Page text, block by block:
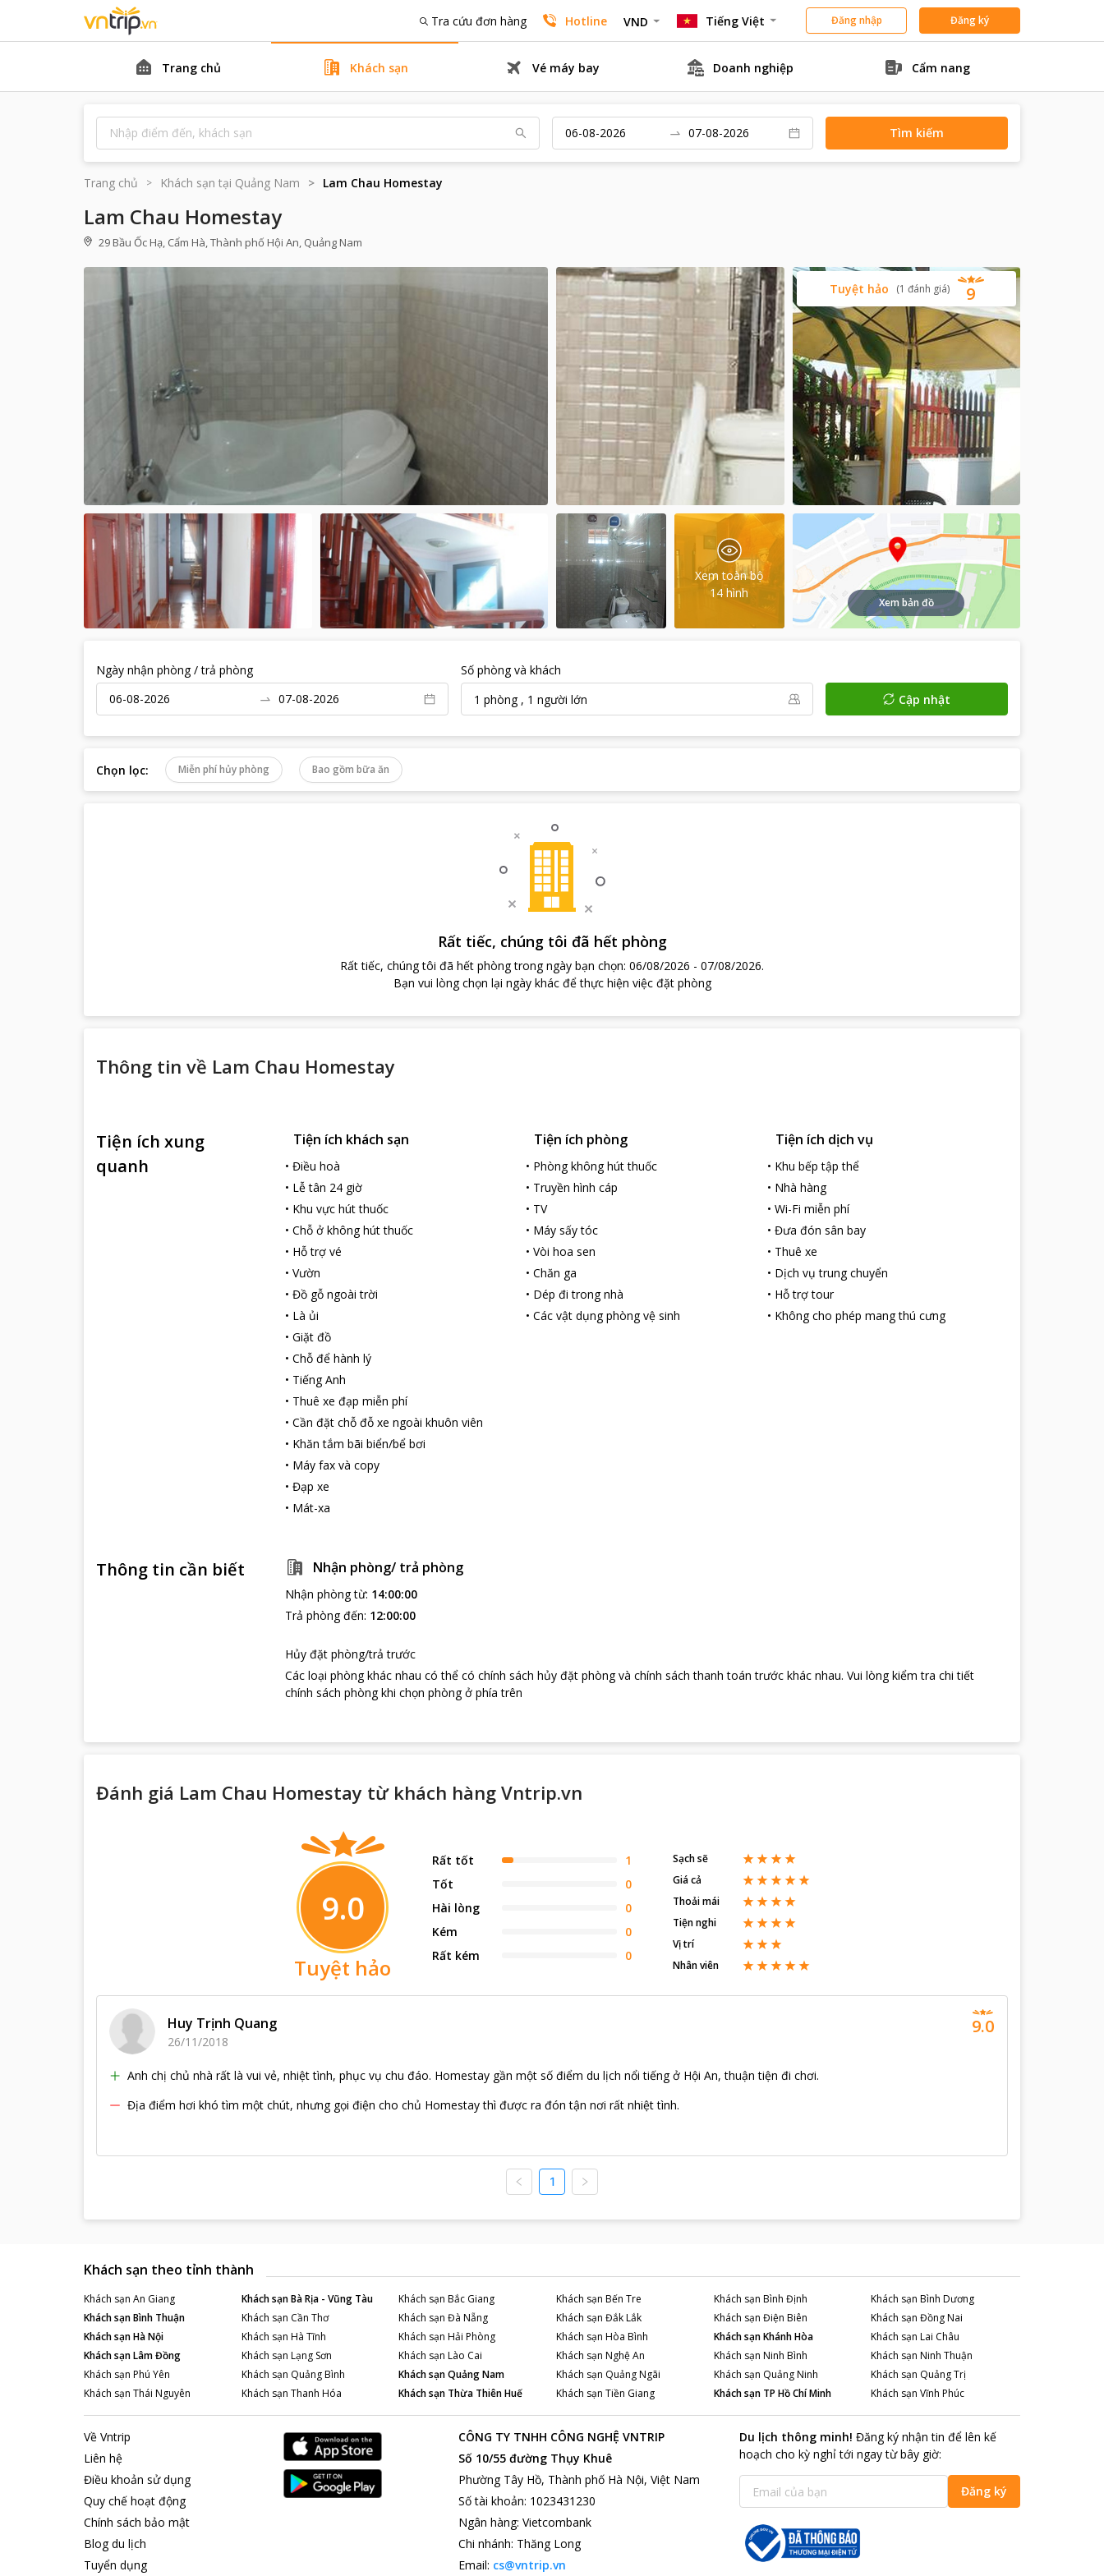
Tra cứu đơn hàng Hotline VND Tiếng Việt Đăng nhập Đăng ký
Trang chủ Khách sạn Vé máy bay Doanh nghiệp Cẩm nang
Tìm kiếm
Trang chủ Khách sạn tại Quảng Nam Lam Chau Homestay
Lam Chau Homestay
29 Bầu Ốc Hạ, Cẩm Hà, Thành phố Hội An, Quảng Nam
9
Tuyệt hảo (1 đánh giá)
Xem toàn bộ
14 hình
Xem bản đồ
Ngày nhận phòng / trả phòng
Số phòng và khách
1 phòng, 1 người lớn Cập nhật
Chọn lọc: Miễn phí hủy phòng Bao gồm bữa ăn
Rất tiếc, chúng tôi đã hết phòng
Rất tiếc, chúng tôi đã hết phòng trong ngày bạn chọn: 06/08/2026 - 07/08/2026.
Bạn vui lòng chọn lại ngày khác để thực hiện việc đặt phòng
Thông tin về Lam Chau Homestay
Tiện ích xung
quanh
Tiện ích khách sạn
• Điều hoà
• Lễ tân 24 giờ
• Khu vực hút thuốc
• Chỗ ở không hút thuốc
• Hỗ trợ vé
• Vườn
• Đồ gỗ ngoài trời
• Là ủi
• Giặt đồ
• Chỗ để hành lý
• Tiếng Anh
• Thuê xe đạp miễn phí
• Cần đặt chỗ đỗ xe ngoài khuôn viên
• Khăn tắm bãi biển/bể bơi
• Máy fax và copy
• Đạp xe
• Mát-xa
Tiện ích phòng
• Phòng không hút thuốc
• Truyền hình cáp
• TV
• Máy sấy tóc
•Vòi hoa sen
•Chăn ga
• Dép đi trong nhà
•Các vật dụng phòng vệ sinh
Tiện ích dịch vụ
• Khu bếp tập thể
• Nhà hàng
• Wi-Fi miễn phí
• Đưa đón sân bay
• Thuê xe
• Dịch vụ trung chuyển
• Hỗ trợ tour
• Không cho phép mang thú cưng
Thông tin cần biết Nhận phòng/ trả phòng
Nhận phòng từ: 14:00:00
Trả phòng đến: 12:00:00
Hủy đặt phòng/trả trước
Các loại phòng khác nhau có thể có chính sách hủy đặt phòng và chính sách thanh toán trước khác nhau. Vui lòng kiểm tra chi tiết
chính sách phòng khi chọn phòng ở phía trên
Đánh giá Lam Chau Homestay từ khách hàng Vntrip.vn
9.0
Tuyệt hảo
Rất tốt
1
Tốt
0
Hài lòng
0
Kém
0
Rất kém
0
Sạch sẽ
Giá cả
Thoải mái
Tiện nghi
Vị trí
Nhân viên
Huy Trịnh Quang
26/11/2018
Anh chị chủ nhà rất là vui vẻ, nhiệt tình, phục vụ chu đáo. Homestay gần một số điểm du lịch nổi tiếng ở Hội An, thuận tiện đi chơi.
Địa điểm hơi khó tìm một chút, nhưng gọi điện cho chủ Homestay thì được ra đón tận nơi rất nhiệt tình.
9.0
1
Khách sạn theo tỉnh thành
Khách sạn An Giang Khách sạnBà Rịa - Vũng Tàu Khách sạn Bắc Giang Khách sạn Bến Tre Khách sạn Bình Định Khách sạn Bình Dương
Khách sạnBình Thuận Khách sạn Cần Thơ Khách sạn Đà Nẵng Khách sạn Đắk Lắk Khách sạn Điện Biên Khách sạn Đồng Nai
Khách sạnHà Nội Khách sạn Hà Tĩnh Khách sạn Hải Phòng Khách sạn Hòa Bình Khách sạnKhánh Hòa Khách sạn Lai Châu
Khách sạnLâm Đồng Khách sạn Lạng Sơn Khách sạn Lào Cai Khách sạn Nghệ An Khách sạn Ninh Bình Khách sạn Ninh Thuận
Khách sạn Phú Yên Khách sạn Quảng Bình Khách sạnQuảng Nam Khách sạn Quảng Ngãi Khách sạn Quảng Ninh Khách sạn Quảng Trị
Khách sạn Thái Nguyên Khách sạn Thanh Hóa Khách sạn Thừa Thiên Huế Khách sạn Tiền Giang Khách sạn TP Hồ Chí Minh Khách sạn Vĩnh Phúc
Về Vntrip
Liên hệ
Điều khoản sử dụng
Quy chế hoạt động
Chính sách bảo mật
Blog du lịch
Tuyển dụng
CÔNG TY TNHH CÔNG NGHỆ VNTRIP
Số 10/55 đường Thụy Khuê
Phường Tây Hồ, Thành phố Hà Nội, Việt Nam
Số tài khoản: 1023431230
Ngân hàng: Vietcombank
Chi nhánh: Thăng Long
Email: cs@vntrip.vn
Du lịch thông minh! Đăng ký nhận tin để lên kế
hoạch cho kỳ nghỉ tới ngay từ bây giờ:
Đăng ký